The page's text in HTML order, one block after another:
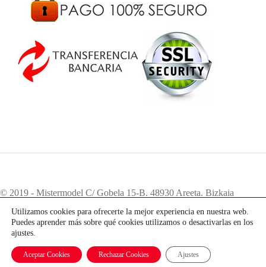
© 2019 - Mistermodel C/ Gobela 15-B. 48930 Areeta. Bizkaia
Teléfono:
94 405 83 12 . e-mail: info@mistermodel.com
Mobile version:Enabled
Utilizamos cookies para ofrecerte la mejor experiencia en nuestra web.
Puedes aprender más sobre qué cookies utilizamos o desactivarlas en los
ajustes.
Aceptar Cookies Rechazar Cookies Ajustes